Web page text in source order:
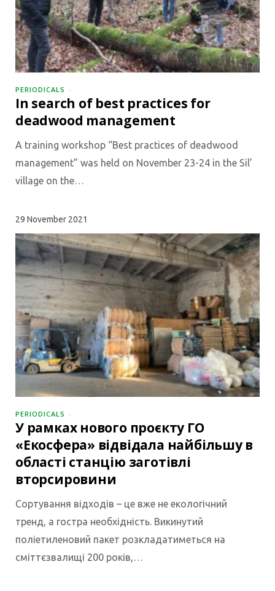
PERIODICALS
In search of best practices for
deadwood management
A training workshop “Best practices of deadwood
management” was held on November 23-24 in the Sil’
village on the…
29 November 2021
PERIODICALS
У рамках нового проєкту ГО
«Екосфера» відвідала найбільшу в
області станцію заготівлі
вторсировини
Сортування відходів – це вже не екологічний
тренд, а гостра необхідність. Викинутий
поліетиленовий пакет розкладатиметься на
сміттєзвалищі 200 років,…